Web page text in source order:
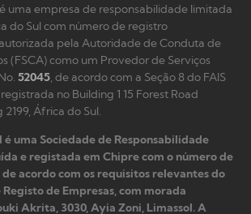
é uma empresa de responsabilidade limitada
do Sul com número de registro
pela Autoridade de Conduta de
(FSCA) como um Provedor de Serviços
52045, de acordo com a Seção 8 do FAIS
no Building 1 15 Forest Road
África do Sul.
uma Sociedade de Responsabilidade
e registada em Chipre com o número de
de acordo com os requisitos relevantes do
de Empresas, com morada
Akrita, 3030, Ayia Zoni, Limassol. A